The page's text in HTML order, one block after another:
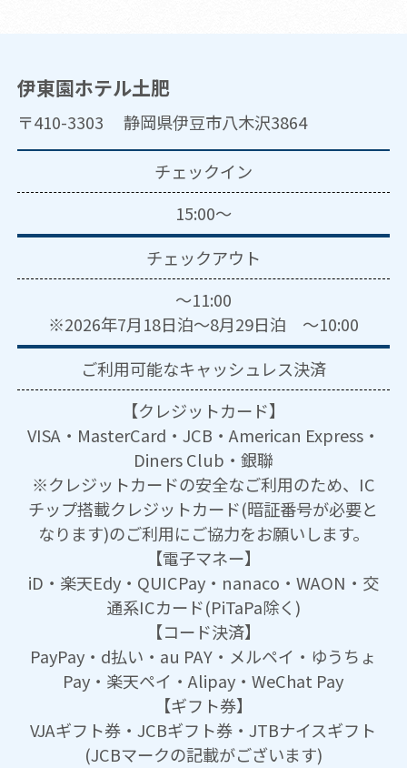
伊東園ホテル土肥
〒410-3303 静岡県伊豆市八木沢3864
チェックイン
15:00～
チェックアウト
～11:00
※2026年7月18日泊～8月29日泊 ～10:00
ご利用可能なキャッシュレス決済
【クレジットカード】
VISA・MasterCard・JCB・American Express・
Diners Club・銀聯
※クレジットカードの安全なご利用のため、IC
チップ搭載クレジットカード(暗証番号が必要と
なります)のご利用にご協力をお願いします。
【電子マネー】
iD・楽天Edy・QUICPay・nanaco・WAON・交
通系ICカード(PiTaPa除く)
【コード決済】
PayPay・d払い・au PAY・メルペイ・ゆうちょ
Pay・楽天ペイ・Alipay・WeChat Pay
【ギフト券】
VJAギフト券・JCBギフト券・JTBナイスギフト
(JCBマークの記載がございます)